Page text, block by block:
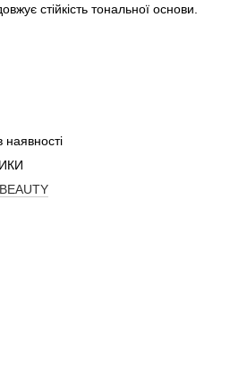
стійкість тональної основи.